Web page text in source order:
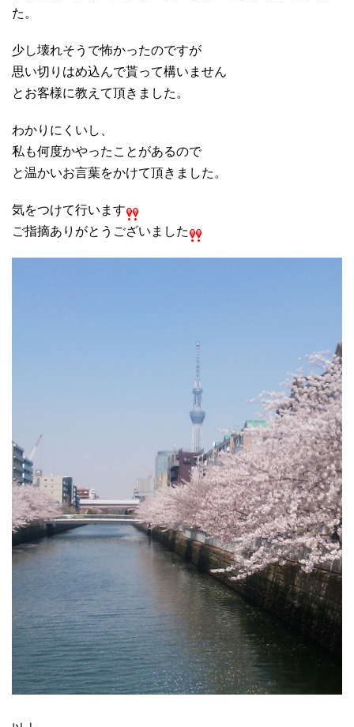
た。
少し壊れそうで怖かったのですが
思い切りはめ込んで貰って構いません
とお客様に教えて頂きました。
わかりにくいし、
私も何度かやったことがあるので
と温かいお言葉をかけて頂きました。
気をつけて行います
ご指摘ありがとうございました